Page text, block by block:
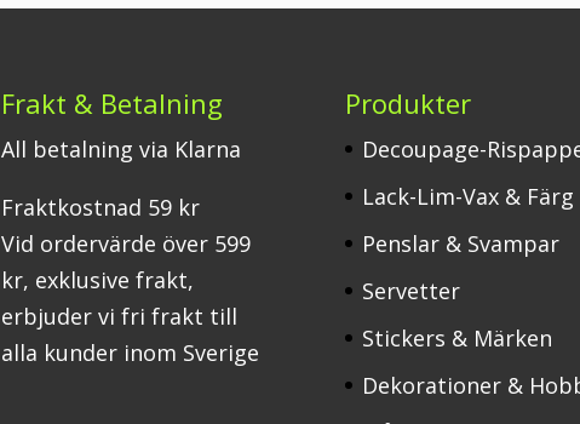
Frakt & Betalning
All betalning via Klarna
Fraktkostnad 59 kr
Vid ordervärde över 599
kr, exklusive frakt,
erbjuder vi fri frakt till
alla kunder inom Sverige
Produkter
Decoupage-
Lack-Lim-Vax & Färg
Penslar & Svampar
Servetter
Stickers & Märken
Dekorationer &